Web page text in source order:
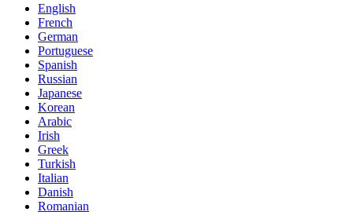
English
French
German
Portuguese
Spanish
Russian
Japanese
Korean
Arabic
Irish
Greek
Turkish
Italian
Danish
Romanian